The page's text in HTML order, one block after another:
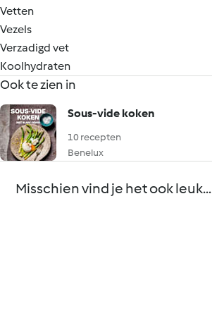
Vetten
Vezels
Verzadigd vet
Koolhydraten
Ook te zien in
Sous-vide koken
10 recepten
Benelux
Misschien vind je het ook leuk...